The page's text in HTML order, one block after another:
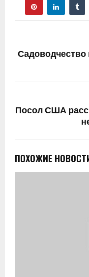
Садоводчество
Посол США
ПОХОЖИЕ